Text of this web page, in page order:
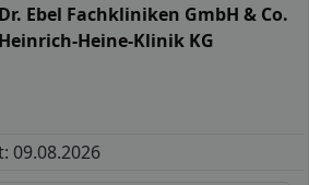
Dr. Ebel Fachkliniken GmbH & Co.
Heinrich-Heine-Klinik KG
09.08.2026